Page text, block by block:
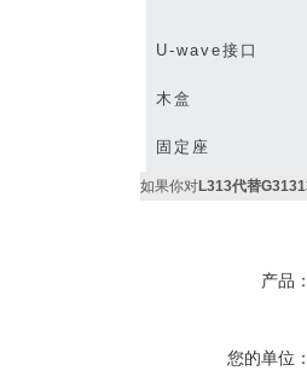
U-wave接口
木盒
固定座
如果你对L313代替
产品
您的单位